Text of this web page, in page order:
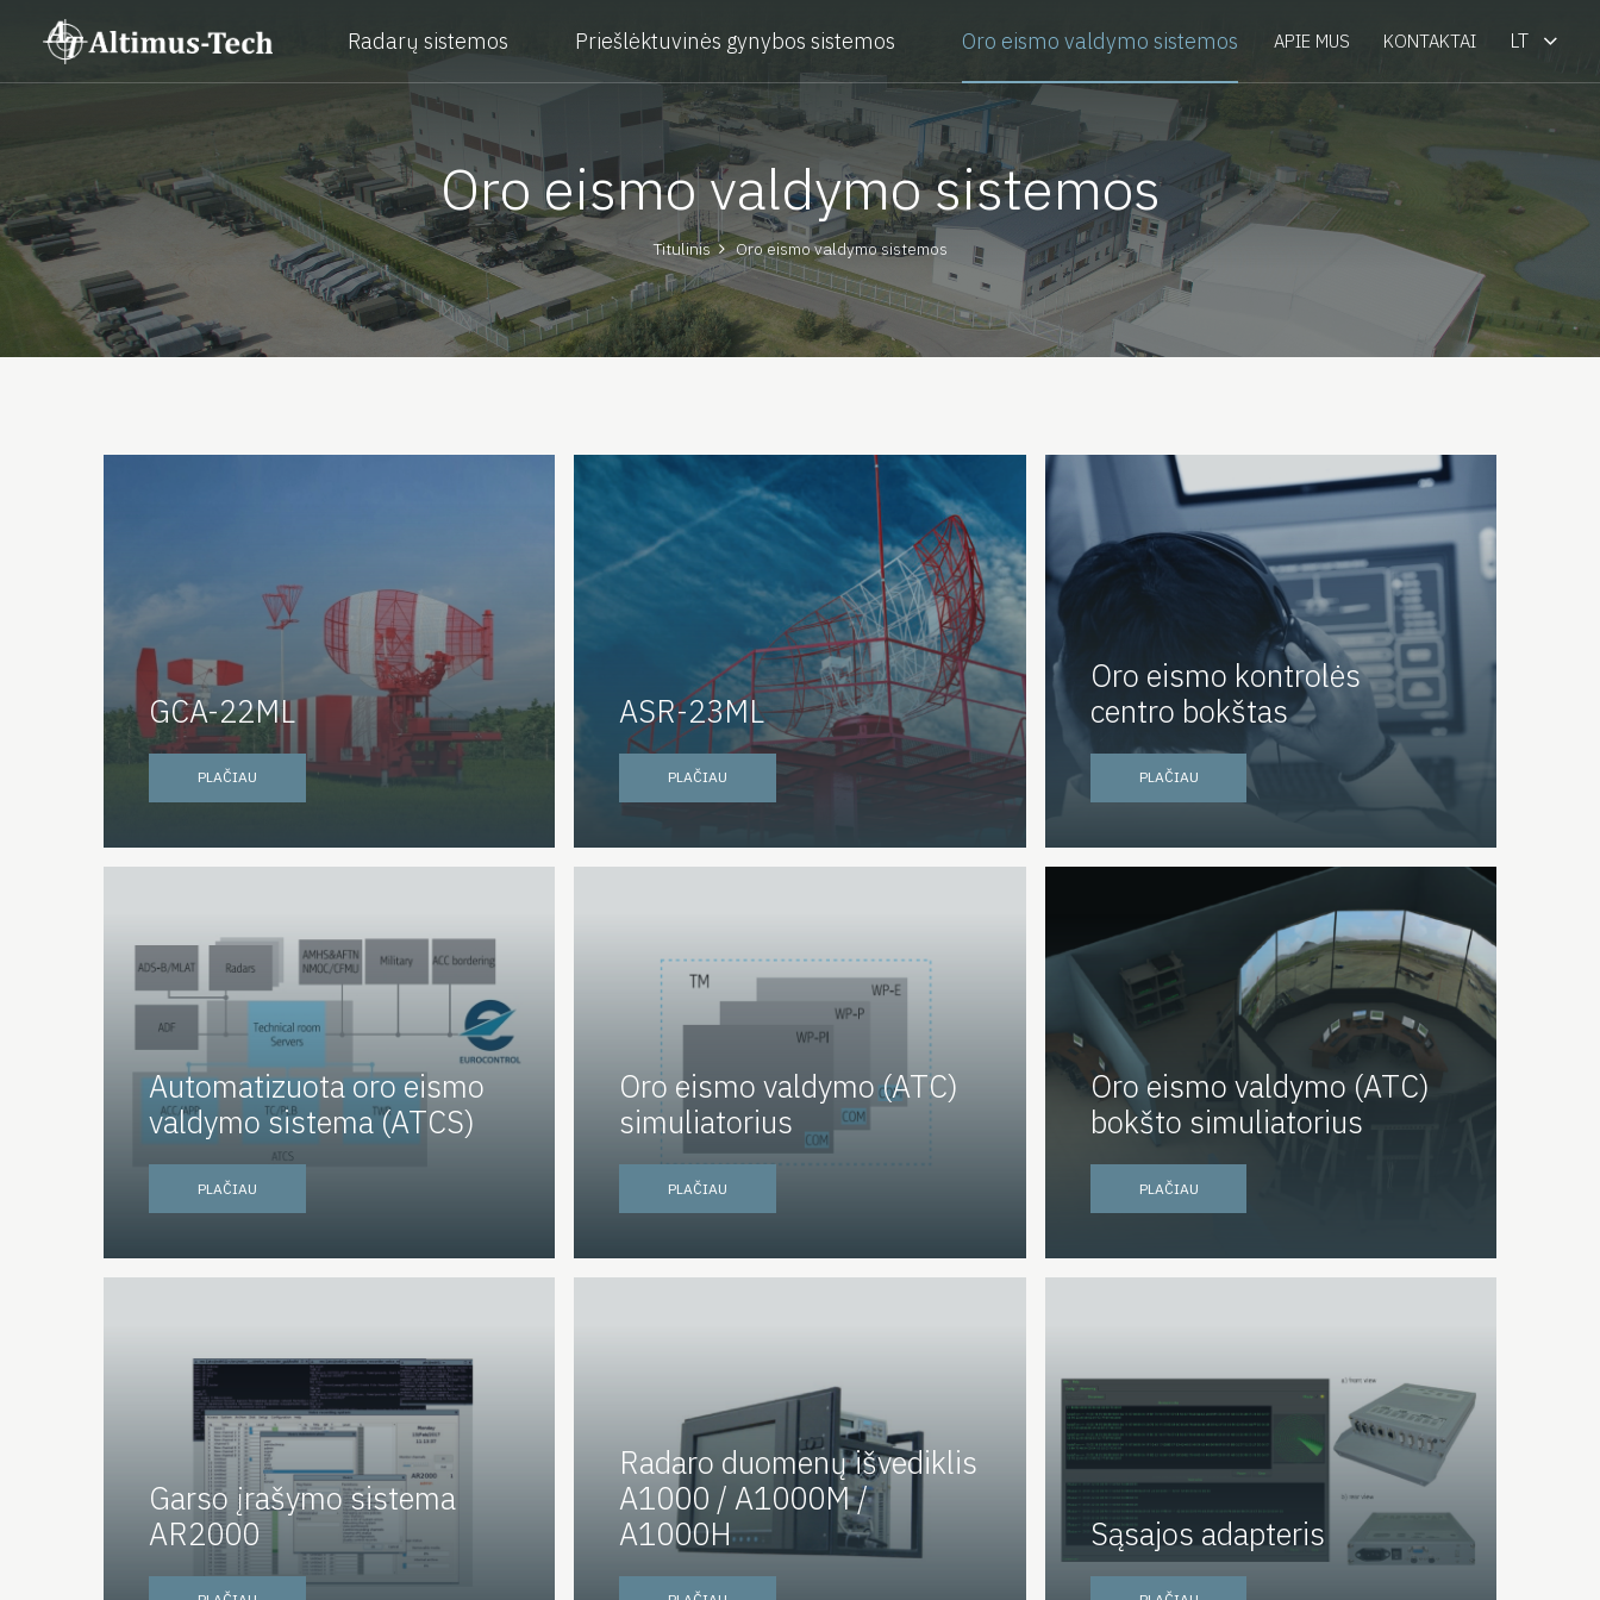
Radarų sistemos Priešlėktuvinės gynybos sistemos Oro eismo valdymo sistemos APIE MUS KONTAKTAI LT
Oro eismo valdymo sistemos
Titulinis Oro eismo valdymo sistemos
GCA-22ML
PLAČIAU
ASR-23ML
PLAČIAU
Oro eismo kontrolės
centro bokštas
PLAČIAU
Automatizuota oro eismo
valdymo sistema (ATCS)
PLAČIAU
Oro eismo valdymo (ATC)
simuliatorius
PLAČIAU
Oro eismo valdymo (ATC)
bokšto simuliatorius
PLAČIAU
Garso įrašymo sistema
AR2000
Radaro duomenų išvediklis
A1000 / A1000M /
A1000H
Sąsajos adapteris